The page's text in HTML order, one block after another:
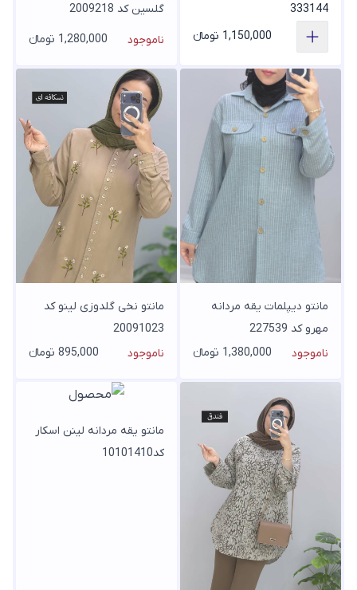
333144
1,150,000 تومانء
گلسین کد 2009218
ناموجود 1,280,000 تومانء
مانتو دیپلمات یقه مردانه
مهرو کد 227539
ناموجود
1,380,000 تومانء
مانتو نخی گلدوزی لینو کد
20091023
ناموجود
895,000 تومانء
مانتو یقه مردانه لینن اسکار
کد10101410